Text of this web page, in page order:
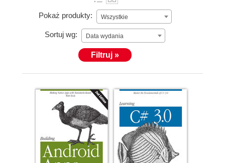
Pokaż produkty: Wszystkie
Sortuj wg: Data wydania
Filtruj »